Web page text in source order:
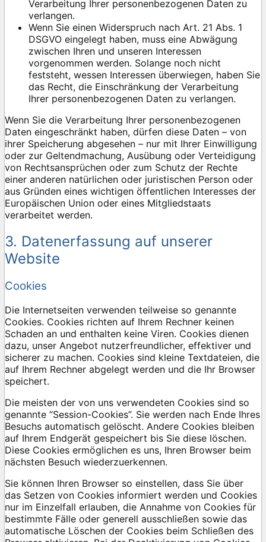
Verarbeitung Ihrer personenbezogenen Daten zu
verlangen.
Wenn Sie einen Widerspruch nach Art. 21 Abs. 1
DSGVO eingelegt haben, muss eine Abwägung
zwischen Ihren und unseren Interessen
vorgenommen werden. Solange noch nicht
feststeht, wessen Interessen überwiegen, haben Sie
das Recht, die Einschränkung der Verarbeitung
Ihrer personenbezogenen Daten zu verlangen.
Wenn Sie die Verarbeitung Ihrer personenbezogenen
Daten eingeschränkt haben, dürfen diese Daten – von
ihrer Speicherung abgesehen – nur mit Ihrer Einwilligung
oder zur Geltendmachung, Ausübung oder Verteidigung
von Rechtsansprüchen oder zum Schutz der Rechte
einer anderen natürlichen oder juristischen Person oder
aus Gründen eines wichtigen öffentlichen Interesses der
Europäischen Union oder eines Mitgliedstaats
verarbeitet werden.
3. Datenerfassung auf unserer
Website
Cookies
Die Internetseiten verwenden teilweise so genannte
Cookies. Cookies richten auf Ihrem Rechner keinen
Schaden an und enthalten keine Viren. Cookies dienen
dazu, unser Angebot nutzerfreundlicher, effektiver und
sicherer zu machen. Cookies sind kleine Textdateien, die
auf Ihrem Rechner abgelegt werden und die Ihr Browser
speichert.
Die meisten der von uns verwendeten Cookies sind so
genannte “Session-Cookies”. Sie werden nach Ende Ihres
Besuchs automatisch gelöscht. Andere Cookies bleiben
auf Ihrem Endgerät gespeichert bis Sie diese löschen.
Diese Cookies ermöglichen es uns, Ihren Browser beim
nächsten Besuch wiederzuerkennen.
Sie können Ihren Browser so einstellen, dass Sie über
das Setzen von Cookies informiert werden und Cookies
nur im Einzelfall erlauben, die Annahme von Cookies für
bestimmte Fälle oder generell ausschließen sowie das
automatische Löschen der Cookies beim Schließen des